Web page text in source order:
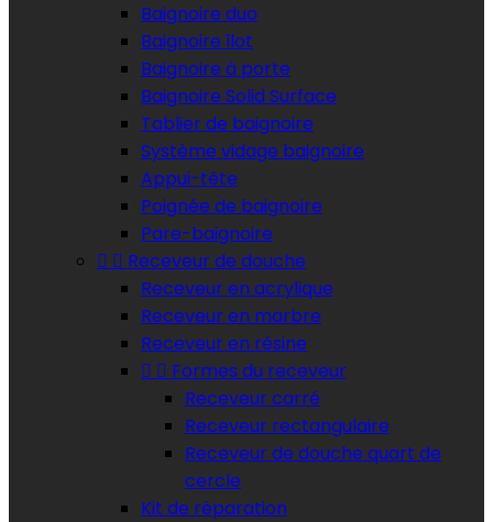
Baignoire duo
Baignoire îlot
Baignoire à porte
Baignoire Solid Surface
Tablier de baignoire
Système vidage baignoire
Appui-tête
Poignée de baignoire
Pare-baignoire
  Receveur de douche
Receveur en acrylique
Receveur en marbre
Receveur en résine
  Formes du receveur
Receveur carré
Receveur rectangulaire
Receveur de douche quart de
cercle
Kit de réparation